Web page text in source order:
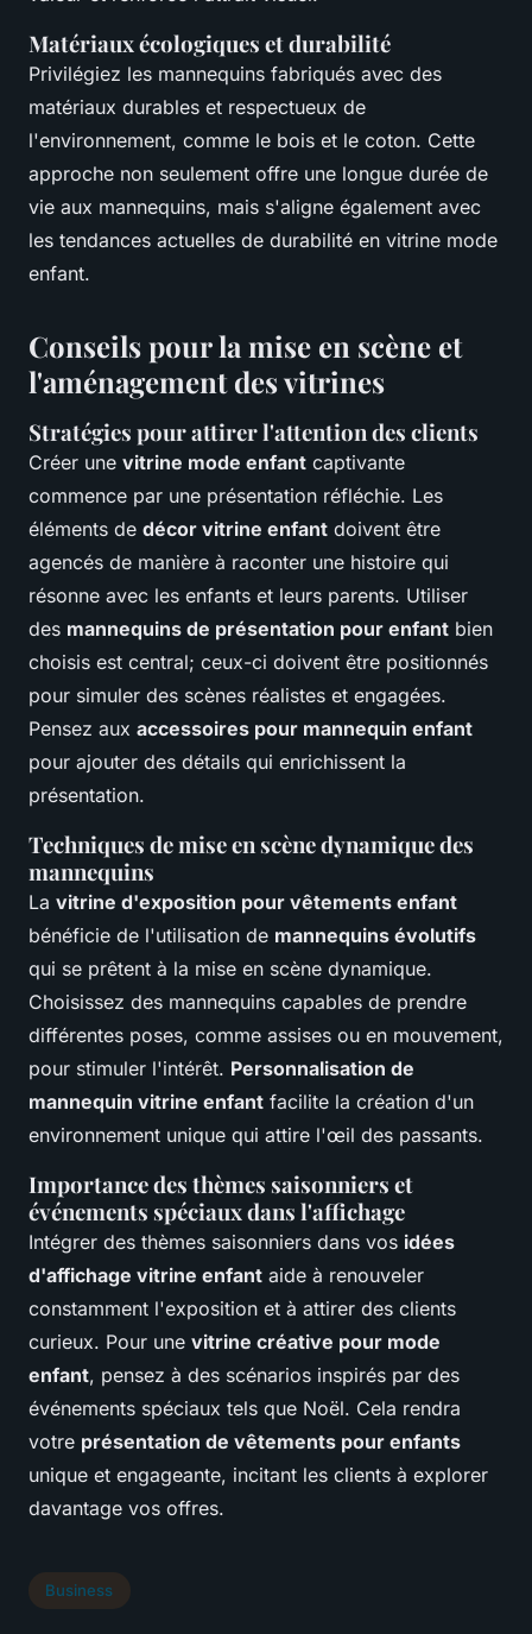
Matériaux écologiques et durabilité
Privilégiez les mannequins fabriqués avec des
matériaux durables et respectueux de
l'environnement, comme le bois et le coton. Cette
approche non seulement offre une longue durée de
vie aux mannequins, mais s'aligne également avec
les tendances actuelles de durabilité en vitrine mode
enfant.
Conseils pour la mise en scène et
l'aménagement des vitrines
Stratégies pour attirer l'attention des clients
Créer une vitrine mode enfant captivante
commence par une présentation réfléchie. Les
éléments de décor vitrine enfant doivent être
agencés de manière à raconter une histoire qui
résonne avec les enfants et leurs parents. Utiliser
des mannequins de présentation pour enfant bien
choisis est central; ceux-ci doivent être positionnés
pour simuler des scènes réalistes et engagées.
Pensez aux accessoires pour mannequin enfant
pour ajouter des détails qui enrichissent la
présentation.
Techniques de mise en scène dynamique des
mannequins
La vitrine d'exposition pour vêtements enfant
bénéficie de l'utilisation de mannequins évolutifs
qui se prêtent à la mise en scène dynamique.
Choisissez des mannequins capables de prendre
différentes poses, comme assises ou en mouvement,
pour stimuler l'intérêt. Personnalisation de
mannequin vitrine enfant facilite la création d'un
environnement unique qui attire l'œil des passants.
Importance des thèmes saisonniers et
événements spéciaux dans l'affichage
Intégrer des thèmes saisonniers dans vos idées
d'affichage vitrine enfant aide à renouveler
constamment l'exposition et à attirer des clients
curieux. Pour une vitrine créative pour mode
enfant, pensez à des scénarios inspirés par des
événements spéciaux tels que Noël. Cela rendra
votre présentation de vêtements pour enfants
unique et engageante, incitant les clients à explorer
davantage vos offres.
Business